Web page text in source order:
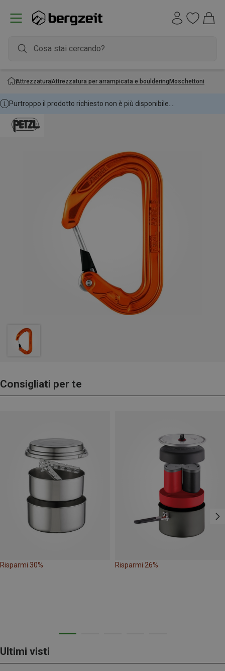
AttrezzaturaAttrezzatura per arrampicata e boulderingMoschettoni
Purtroppo il prodotto richiesto non è più disponibile....
Consigliati per te
Risparmi 30% Risparmi 26%
Ultimi visti